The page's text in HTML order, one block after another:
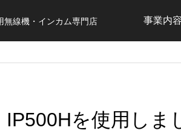
無線機・インカム専門店 事業内容
IP500Hを使用しま